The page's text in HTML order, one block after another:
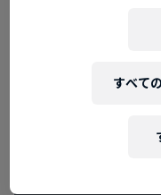
すべて